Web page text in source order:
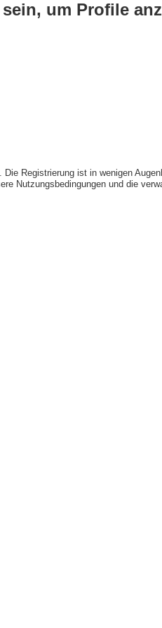
um Profile
Registrierung ist in wenigen
Nutzungsbedingungen und die